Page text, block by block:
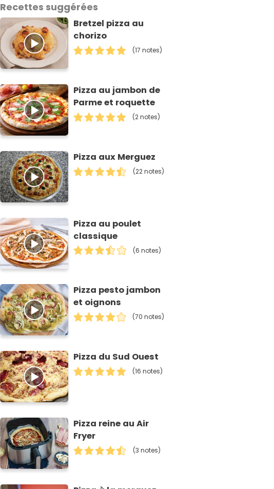
Recettes suggérées
Bretzel pizza au
chorizo
(17 notes)
Pizza au jambon de
Parme et roquette
(2 notes)
Pizza aux Merguez
(22 notes)
Pizza au poulet
classique
(6 notes)
Pizza pesto jambon
et oignons
(70 notes)
Pizza du Sud Ouest
(16 notes)
Pizza reine au Air
Fryer
(3 notes)